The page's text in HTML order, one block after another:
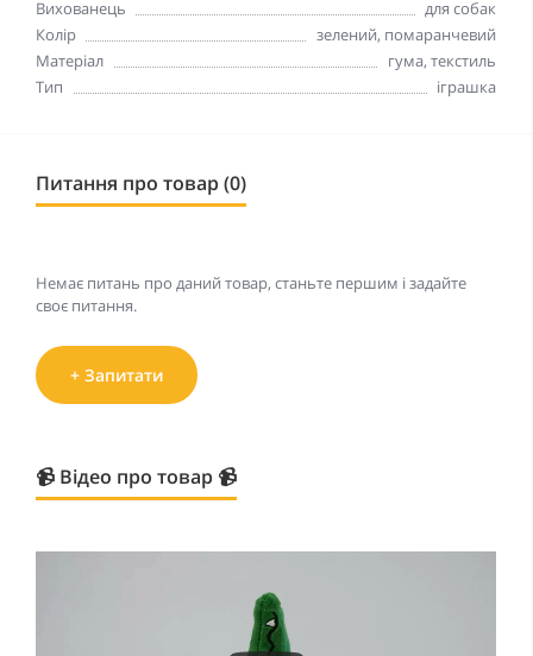
Вихованець
для собак
Колір
зелений, помаранчевий
Матеріал
гума, текстиль
Тип
іграшка
Питання про товар (0)
Немає питань про даний товар, станьте першим і задайте
своє питання.
+ Запитати
📹 Відео про товар 📹